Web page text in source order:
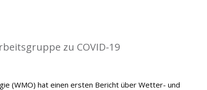
zu COVID-19
(WMO) hat einen ersten Bericht über Wetter- und